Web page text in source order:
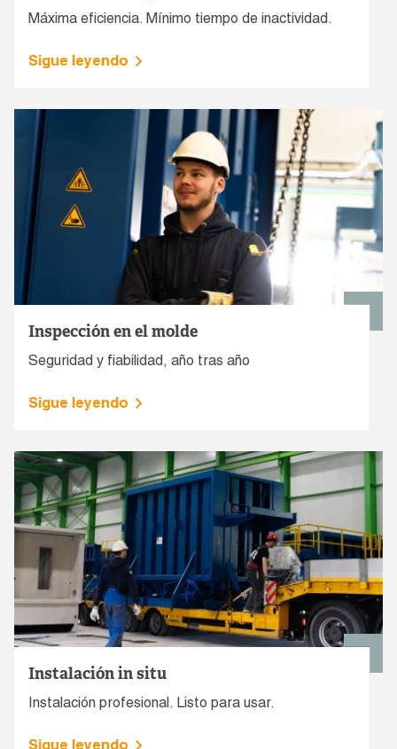
Máxima eficiencia. Mínimo tiempo de inactividad.
Sigue leyendo
Inspección en el molde
Seguridad y fiabilidad, año tras año
Sigue leyendo
Instalación in situ
Instalación profesional. Listo para usar.